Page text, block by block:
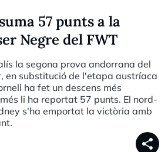
57 punts a la
Negre del FWT
la segona prova andorrana del
en substitució de l'etapa austríaca
ha fet un descens més
li ha reportat 57 punts. El nord-
s'ha emportat la victòria amb
share